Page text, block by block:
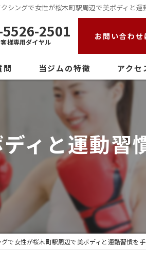
シングで女性が桜木町駅周辺で美ボディと
2501
様専用ダイヤル
お問い合わせ
問 当ジムの特徴
初心者
ダイエット
ストレス発散
パーソナル
アクセ
ィと運動習
で女性が桜木町駅周辺で美ボディと運動習慣を